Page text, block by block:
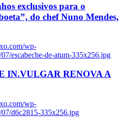
exclusivos para o
do chef Nuno Mendes,
wp-
escabeche-de-atum-335x256.jpg
IN.VULGAR RENOVA A
wp-
d6c2815-335x256.jpg